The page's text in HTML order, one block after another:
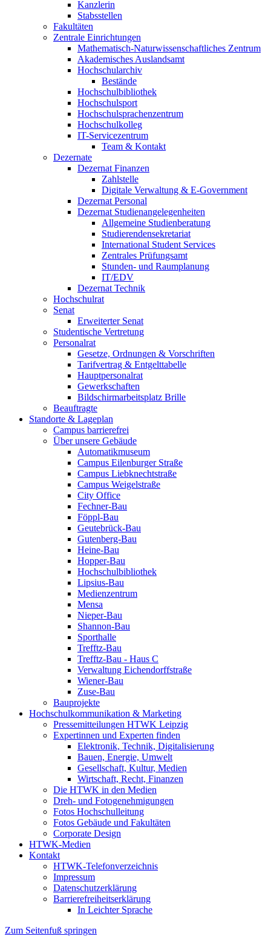
Kanzlerin
Stabsstellen
Fakultäten
Zentrale Einrichtungen
Mathematisch-Naturwissenschaftliches Zentrum
Akademisches Auslandsamt
Hochschularchiv
Bestände
Hochschulbibliothek
Hochschulsport
Hochschulsprachenzentrum
Hochschulkolleg
IT-Servicezentrum
Team & Kontakt
Dezernate
Dezernat Finanzen
Zahlstelle
Digitale Verwaltung & E-Government
Dezernat Personal
Dezernat Studienangelegenheiten
Allgemeine Studienberatung
Studierendensekretariat
International Student Services
Zentrales Prüfungsamt
Stunden- und Raumplanung
IT/EDV
Dezernat Technik
Hochschulrat
Senat
Erweiterter Senat
Studentische Vertretung
Personalrat
Gesetze, Ordnungen & Vorschriften
Tarifvertrag & Entgelttabelle
Hauptpersonalrat
Gewerkschaften
Bildschirmarbeitsplatz Brille
Beauftragte
Standorte & Lageplan
Campus barrierefrei
Über unsere Gebäude
Automatikmuseum
Campus Eilenburger Straße
Campus Liebknechtstraße
Campus Weigelstraße
City Office
Fechner-Bau
Föppl-Bau
Geutebrück-Bau
Gutenberg-Bau
Heine-Bau
Hopper-Bau
Hochschulbibliothek
Lipsius-Bau
Medienzentrum
Mensa
Nieper-Bau
Shannon-Bau
Sporthalle
Trefftz-Bau
Trefftz-Bau - Haus C
Verwaltung Eichendorffstraße
Wiener-Bau
Zuse-Bau
Bauprojekte
Hochschulkommunikation & Marketing
Pressemitteilungen HTWK Leipzig
Expertinnen und Experten finden
Elektronik, Technik, Digitalisierung
Bauen, Energie, Umwelt
Gesellschaft, Kultur, Medien
Wirtschaft, Recht, Finanzen
Die HTWK in den Medien
Dreh- und Fotogenehmigungen
Fotos Hochschulleitung
Fotos Gebäude und Fakultäten
Corporate Design
HTWK-Medien
Kontakt
HTWK-Telefonverzeichnis
Impressum
Datenschutzerklärung
Barrierefreiheitserklärung
In Leichter Sprache
Zum Seitenfuß springen